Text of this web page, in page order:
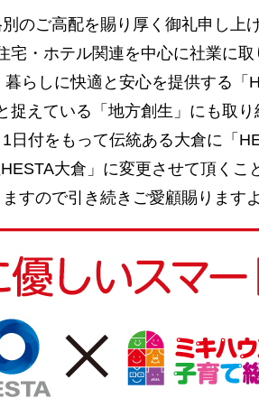
のご高配を賜り厚く御礼申し上げ
宅・ホテル関連を中心に社業に取
らしに快適と安心を提供する「
捉えている
「地方創生」にも取
日付をもって伝統ある大倉に「
大倉」に変更させて頂くこ
すので引き続きご愛顧賜ります